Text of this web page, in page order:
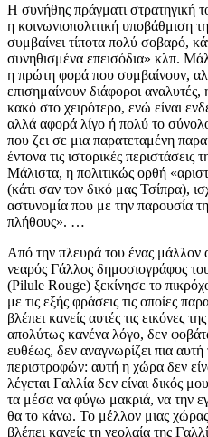
Η συνήθης πράγματι στρατηγική
η κοινωνιοπολιτική υποβάθμιση
συμβαίνει τίποτα πολύ σοβαρό,
συνηθισμένα επεισόδια» κλπ.
η πρώτη φορά που συμβαίνουν,
επισημαίνουν διάφοροι αναλυτές,
κακό στο χειρότερο, ενώ είναι
αλλά αφορά λίγο ή πολύ το
που ζει σε μια παρατεταμένη
έντονα τις ιστορικές
Μάλιστα, η πολιτικώς ορθή
(κάτι σαν τον δικό μας Τσίπρα),
αστυνομία που με την παρουσία
πλήθους». …
Από την πλευρά του ένας μάλλον
νεαρός Γάλλος δημοσιογράφος
(Pilule Rouge) ξεκίνησε το
με τις εξής φράσεις τις οποίες
βλέπει κανείς αυτές τις εικόνες
απολύτως κανένα λόγο, δεν
ευθέως, δεν αναγνωρίζει πια
περιστροφών: αυτή η χώρα δεν
λέγεται Γαλλία δεν είναι δικός
τα μέσα να φύγω μακριά, να την
θα το κάνω. Το μέλλον μιας χώρας
βλέπει κανείς τη νεολαία της